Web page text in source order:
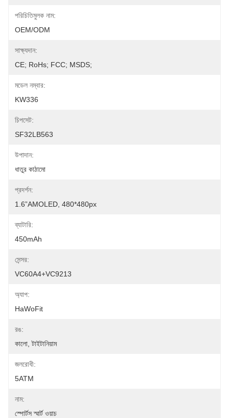
পরিচিতিমুলক নাম:
OEM/ODM
সাক্ষ্যদান:
CE; RoHs; FCC; MSDS;
মডেল নম্বার:
KW336
চিপসেট:
SF32LB563
উপাদান:
ধাতুর কাঠামো
প্রদর্শন:
1.6”AMOLED, 480*480px
ব্যাটারি:
450mAh
সেন্সর:
VC60A4+VC9213
অ্যাপ:
HaWoFit
রঙ:
কালো, টাইটানিয়াম
জলরোধী:
5ATM
নাম:
স্পোর্টস স্মার্ট ওয়াচ